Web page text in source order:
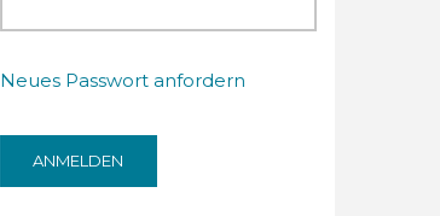
Neues Passwort anfordern